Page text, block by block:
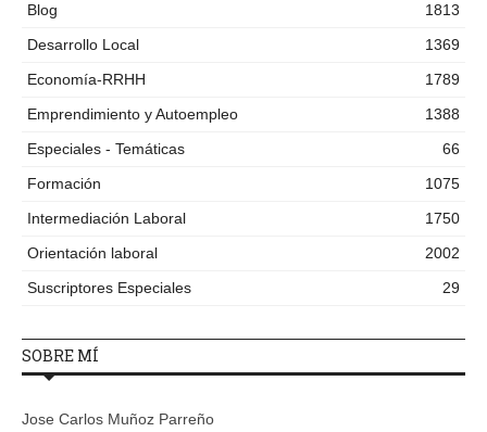
Blog
1813
Desarrollo Local
1369
Economía-RRHH
1789
Emprendimiento y Autoempleo
1388
Especiales - Temáticas
66
Formación
1075
Intermediación Laboral
1750
Orientación laboral
2002
Suscriptores Especiales
29
SOBRE MÍ
Jose Carlos Muñoz Parreño